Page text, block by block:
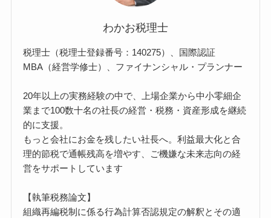
わかお税理士
税理士（税理士登録番号：140275）、国際認証
MBA（経営学修士）、ファイナンシャル・プランナー
20年以上の実務経験の中で、上場企業から中小零細企
業まで100数十名の社長の経営・税務・資産形成を継続
的に支援。
もっと会社にお金を残したい社長へ。利益最大化と合
理的節税で通帳残高を増やす、ご機嫌な未来志向の経
営をサポートしています
【執筆税務論文】
組織再編税制に係る行為計算否認規定の解釈とその適